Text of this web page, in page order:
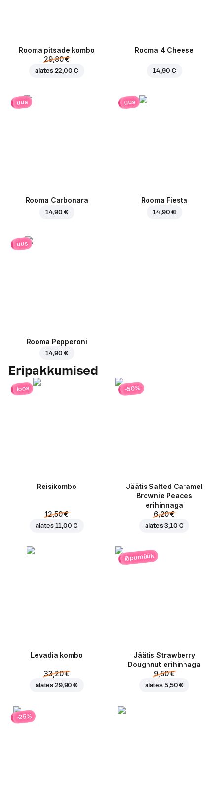
Rooma pitsade kombo
29,80 €
alates 22,00 €
Rooma 4 Cheese
14,90 €
uus
Rooma Carbonara
14,90 €
uus
Rooma Fiesta
14,90 €
uus
Rooma Pepperoni
14,90 €
Eripakkumised
loos
Reisikombo
12,50 €
alates 11,00 €
-50%
Jäätis Salted Caramel
Brownie Peaces
erihinnaga
6,20 €
alates3,10 €
Levadia kombo
33,20 €
alates 29,90 €
lõpumüük
Jäätis Strawberry
Doughnut erihinnaga
9,50 €
alates 5,50 €
-25%